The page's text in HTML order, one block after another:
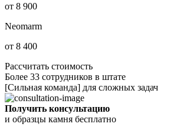
от 8 900
Neomarm
от 8 400
Рассчитать стоимость
Более 33 сотрудников в штате
[Сильная команда] для сложных задач
Получить консультацию
и образцы камня бесплатно